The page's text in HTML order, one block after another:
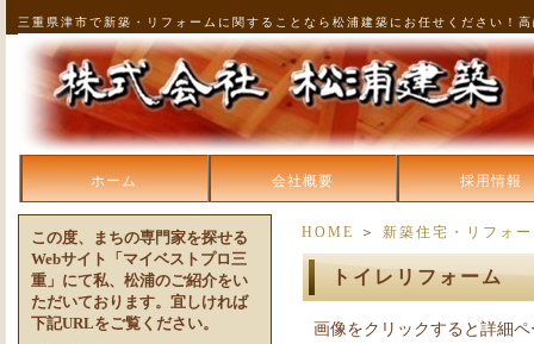
三重県津市で新築・リフォームに関することなら松浦建築にお任せください！
ホーム 会社概要 採用情報
HOME ＞ 新築住宅・リフォ
トイレリフォーム
画像をクリックすると詳細
この度、まちの専門家を探せる
Webサイト「マイベストプロ三
重」にて私、松浦のご紹介をい
ただいております。宜しければ
下記URLをご覧ください。